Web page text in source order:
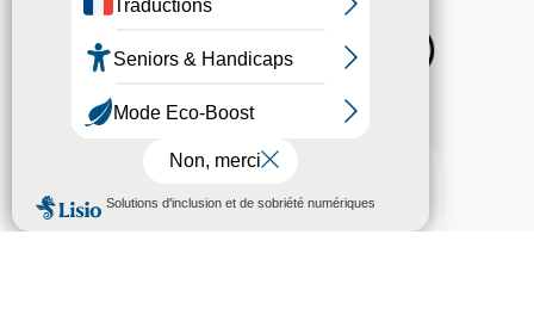
Sur les réseaux